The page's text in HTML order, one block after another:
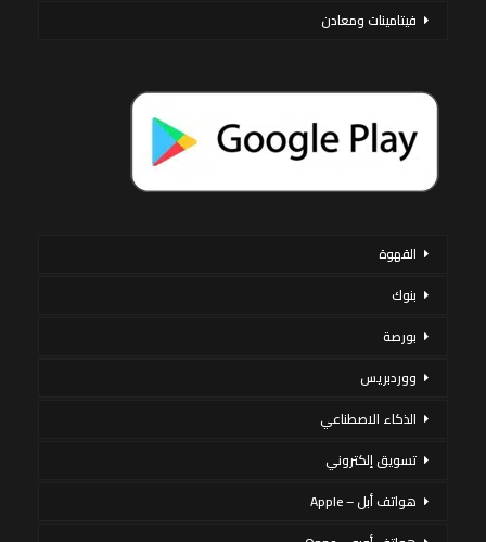
فيتامينات ومعادن
القهوة
بنوك
بورصة
ووردبريس
الذكاء الاصطناعي
تسويق إلكتروني
هواتف أبل – Apple